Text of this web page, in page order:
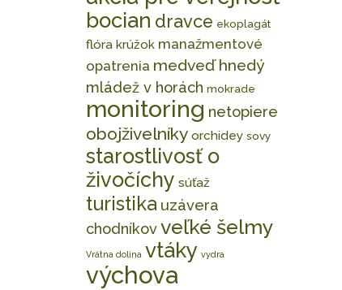
bocian dravce ekoplagát
flóra krúžok manažmentové
opatrenia medveď hnedý
mládež v horách mokrade
monitoring netopiere
obojživelníky orchidey sovy
starostlivosť o
živočíchy súťaž
turistika uzávera
chodníkovveľké šelmy
Vrátna dolina vtáky vydra
výchova